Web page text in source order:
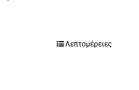
Λεπτομέρειες